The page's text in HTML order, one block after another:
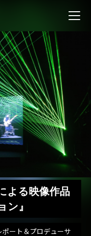
よる映像作品
ン』
ート＆プロデューサ